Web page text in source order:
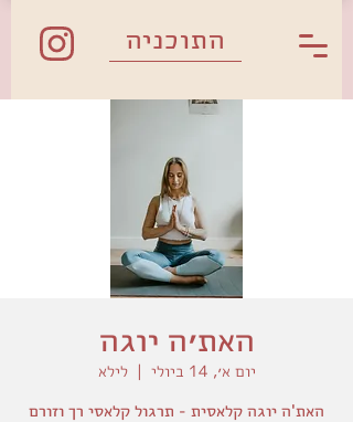
התוכניה
האת׳ה יוגה
יום א׳, 14 ביולי
  |
לילא
האת'ה יוגה קלאסית - תרגול קלאסי רך וזורם